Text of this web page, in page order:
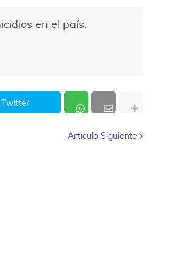
en el país.
Artículo Siguiente